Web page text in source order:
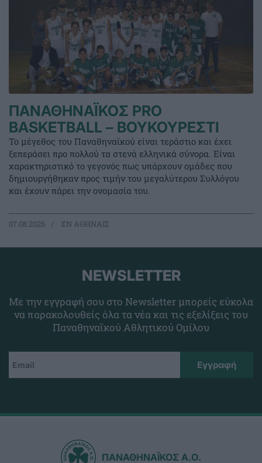
ΠΑΝΑΘΗΝΑΪΚΟΣ PRO
BASKETBALL – ΒΟΥΚΟΥΡΕΣΤΙ
Το μέγεθος του Παναθηναϊκού είναι τεράστιο και έχει
ξεπεράσει προ πολλού τα στενά ελληνικά σύνορα. Είναι
χαρακτηριστικό το γεγονός πως υπάρχουν ομάδες που
δημιουργήθηκαν προς τιμήν του μεγαλύτερου Συλλόγου
και έχουν πάρει την ονομασία του.
07.08.2026 EΝ ΑΘΗΝΑΙΣ
NEWSLETTER
Με την εγγραφή σου στο Newsletter μπορείς εύκολα
να παρακολουθείς όλα τα νέα και τις εξελίξεις του
Παναθηναϊκού Αθλητικού Ομίλου
ΠΑΝΑΘΗΝΑΪΚΟΣ Α.Ο.